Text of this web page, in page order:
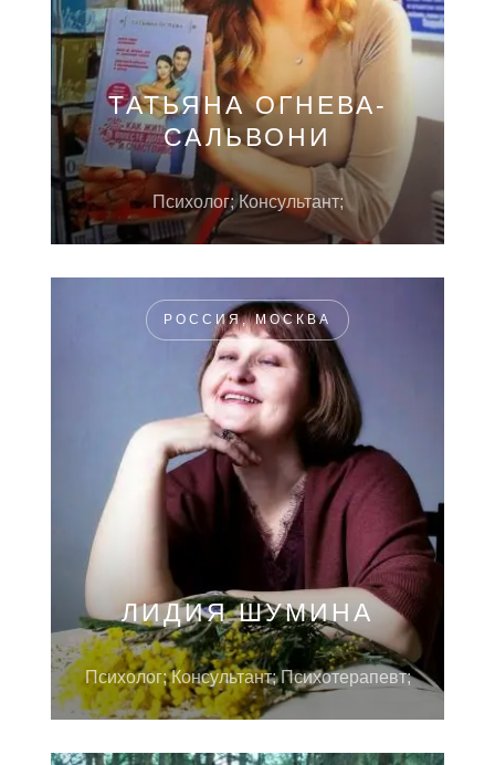
ТАТЬЯНА ОГНЕВА-
САЛЬВОНИ
Психолог; Консультант;
РОССИЯ, МОСКВА
ЛИДИЯ ШУМИНА
Психолог; Консультант; Психотерапевт;